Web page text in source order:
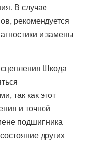
В случае
рекомендуется
и замены
Шкода
так как этот
и точной
подшипника
других